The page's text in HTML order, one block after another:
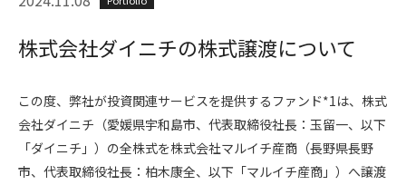
株式会社ダイニチの株式譲渡について
この度、弊社が投資関連サービスを提供するファンド*1は、株式
会社ダイニチ（愛媛県宇和島市、代表取締役社長：玉留一、以下
「ダイニチ」）の全株式を株式会社マルイチ産商（長野県長野
市、代表取締役社長：柏木康全、以下「マルイチ産商」）へ譲渡